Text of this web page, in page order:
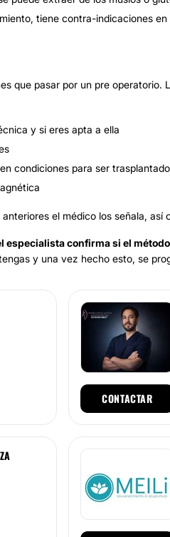
tiene contra-indicaciones en
que pasar por un pre operatorio.
y si eres apta a ella
condiciones para ser
el médico los señala, así
especialista confirma si el
y una vez hecho esto, se
CONTACTAR